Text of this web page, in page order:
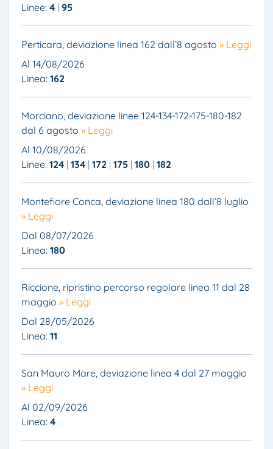
Linee: 4 95
Perticara, deviazione linea 162 dall’8 agosto » Leggi
Al 14/08/2026
Linea: 162
Morciano, deviazione linee 124-134-172-175-180-182
dal 6 agosto » Leggi
Al 10/08/2026
Linee: 124 134 172 175 180 182
Montefiore Conca, deviazione linea 180 dall’8 luglio
» Leggi
Dal 08/07/2026
Linea: 180
Riccione, ripristino percorso regolare linea 11 dal 28
maggio » Leggi
Dal 28/05/2026
Linea: 11
San Mauro Mare, deviazione linea 4 dal 27 maggio
» Leggi
Al 02/09/2026
Linea: 4